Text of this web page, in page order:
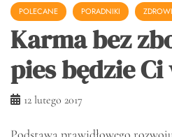
POLECANE PORADNIKI
Karma bez
pies będzie
12 lutego 2017
Podstawą prawidłowego